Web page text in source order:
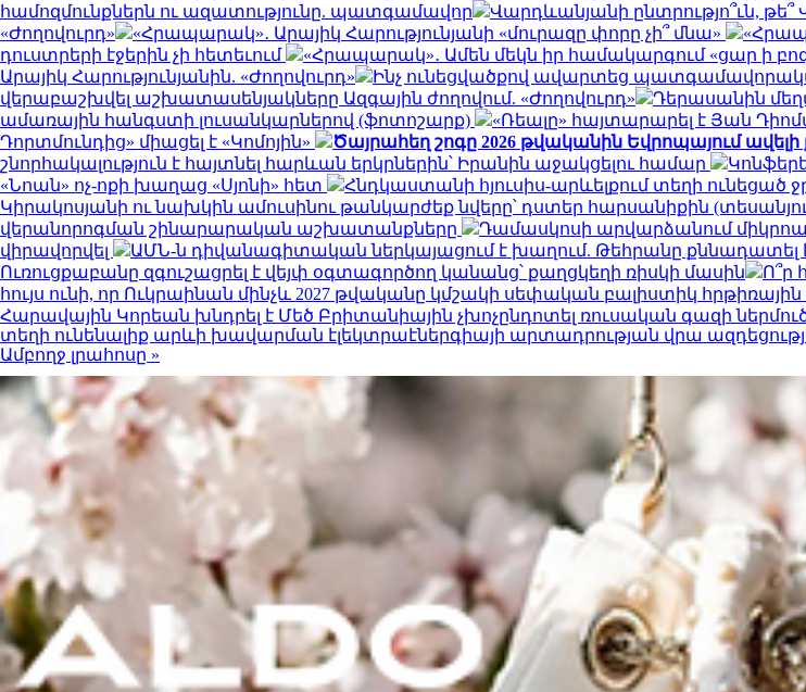
համոզմունքներն ու ազատությունը. պատգամավոր
Վարդևանյանի ընտրությո՞ւն,
«Ժողովուրդ»
«Հրապարակ»․ Արայիկ Հարությունյանի «մուրազը փորը չի՞ մնա»
դուստրերի էջերին չի հետեւում
«Հրապարակ»․ Ամեն մեկն իր համակարգում «ցար ի բոգ
Արայիկ Հարությունյանին. «Ժողովուրդ»
Ինչ ունեցվածքով ավարտեց պատգամավորական
վերաբաշխվել աշխատասենյակները Ազգային ժողովում. «Ժողովուրդ»
Դերասանին
ամառային հանգստի լուսանկարներով (ֆոտոշարք)
«Ռեալը» հայտարարել է Յան
Դորտմունդից» միացել է «Կոմոյին»
Ծայրահեղ շոգը 2026 թվականին Եվրոպայում ավելի
շնորհակալություն է հայտնել հարևան երկրներին՝ Իրանին աջակցելու համար
«Նոան» ոչ-ոքի խաղաց «Սյոնի» հետ
Հնդկաստանի հյուսիս-արևելքում տեղի ունեցած
Կիրակոսյանի ու նախկին ամուսինու թանկարժեք նվերը՝ դստեր հարսանիքին
վերանորոգման շինարարական աշխատանքները
Դամասկոսի արվարձանում
վիրավորվել
ԱՄՆ-ն դիվանագիտական ներկայացում է խաղում. Թեհրանը քննադատել
Ուռուցքաբանը զգուշացրել է վեյփ օգտագործող կանանց՝ քաղցկեղի ռիսկի մասին
Ո՞ր
հույս ունի, որ Ուկրաինան մինչև 2027 թվականը կմշակի սեփական բալիստիկ
Հարավային Կորեան խնդրել է Մեծ Բրիտանիային չխոչընդոտել ռուսական գազի
տեղի ունենալիք արևի խավարման էլեկտրաէներգիայի արտադրության վրա
Ամբողջ լրահոսը »